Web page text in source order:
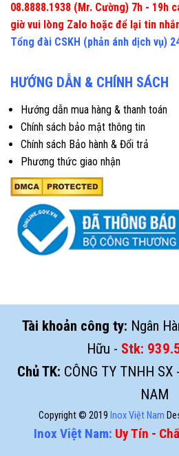
08.8888.1938 (Mr. Cường) 7h - 19h
giờ vui lòng Zalo hoặc để lại tin
Tổng đài CSKH (phản ánh dịch vụ)
HƯỚNG DẪN & CHÍNH SÁCH
Hướng dẫn mua hàng & thanh toán
Chính sách bảo mật thông tin
Chính sách Bảo hành & Đổi trả
Phương thức giao nhận
Tài khoản công ty: Ngân
Hữu - Stk:
Chủ TK: CÔNG TY TNHH
NAM
Copyright © 2019 Inox Việt Nam
Inox Việt Nam: Uy Tín -